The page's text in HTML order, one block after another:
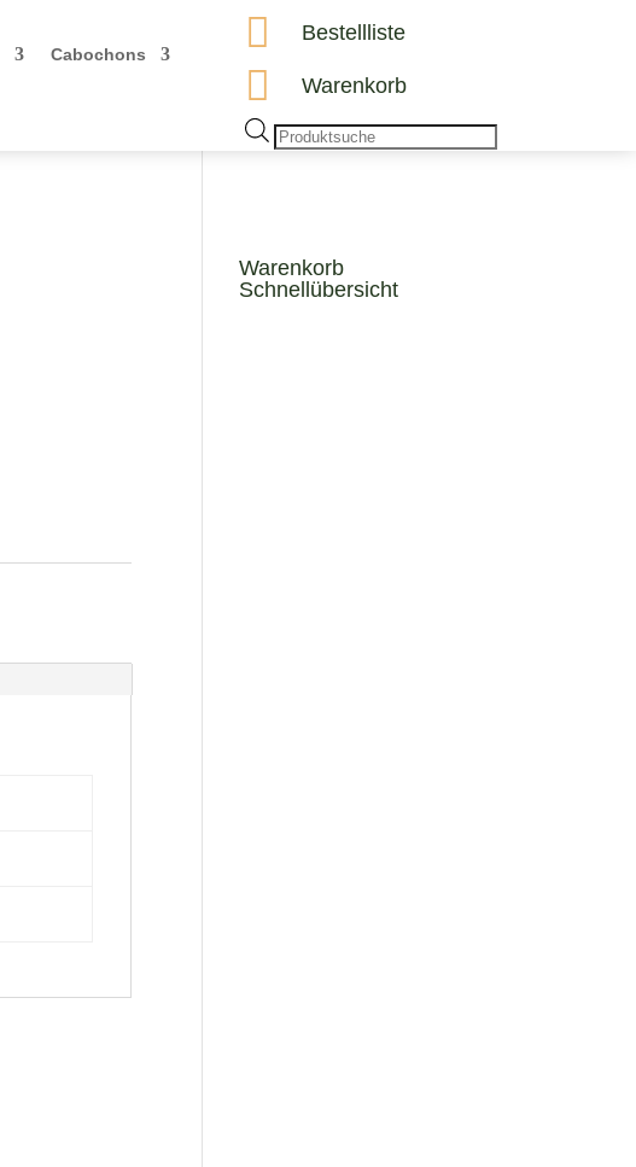
Cabochons
 Bestellliste
 Warenkorb
Products
Warenkorb
Schnellübersicht